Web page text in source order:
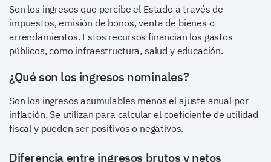
Son los ingresos que percibe el Estado a través de
impuestos, emisión de bonos, venta de bienes o
arrendamientos. Estos recursos financian los gastos
públicos, como infraestructura, salud y educación.
¿Qué son los ingresos nominales?
Son los ingresos acumulables menos el ajuste anual por
inflación. Se utilizan para calcular el coeficiente de utilidad
fiscal y pueden ser positivos o negativos.
Diferencia entre ingresos brutos y netos